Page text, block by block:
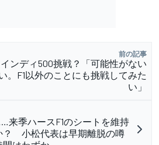
前の記事
ンディ500挑戦？「可能性がない
。F1以外のことにも挑戦してみた
い」
来季ハースF1のシートを維持
？ 小松代表は早期離脱の噂